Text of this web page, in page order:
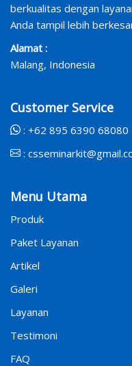
berkualitas dengan
Anda tampil lebih
Alamat :
Malang, Indonesia
Customer Service
: +62 895 6390 68080
:
Menu Utama
Produk
Paket Layanan
Artikel
Galeri
Layanan
Testimoni
FAQ